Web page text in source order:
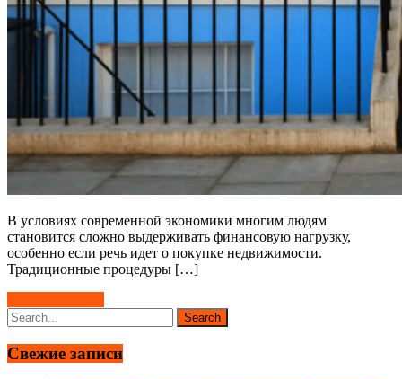
В условиях современной экономики многим людям
становится сложно выдерживать финансовую нагрузку,
особенно если речь идет о покупке недвижимости.
Традиционные процедуры […]
Свежие записи